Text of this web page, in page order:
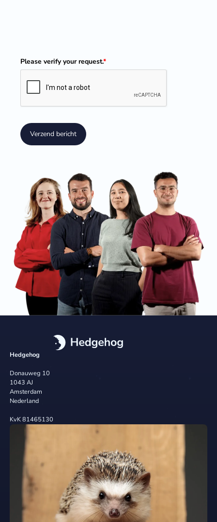
Please verify your request.*
Verzend bericht
Hedgehog
Donauweg 10
1043 AJ
Amsterdam
Nederland
KvK 81465130